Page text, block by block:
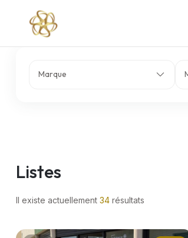
Marque
Listes
Il existe actuellement 34 résultats